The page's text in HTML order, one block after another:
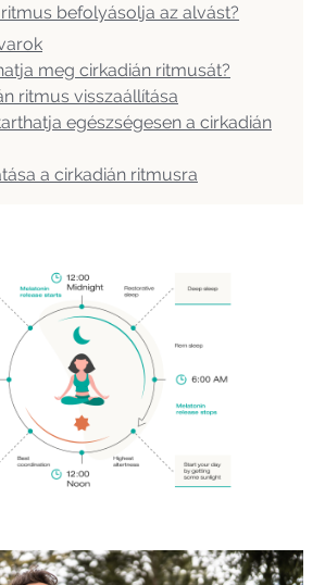
befolyásolja az alvást?
meg cirkadián ritmusát?
ritmus visszaállítása
egészségesen a cirkadián
a cirkadián ritmusra